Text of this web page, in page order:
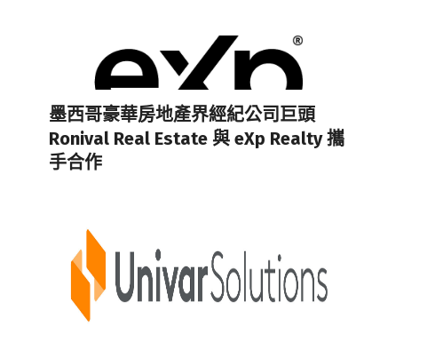
墨西哥豪華房地產界經紀公司巨頭
Ronival Real Estate 與 eXp Realty 攜
手合作